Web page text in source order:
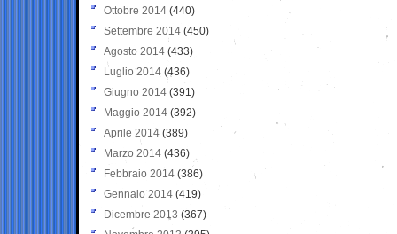
Ottobre 2014 (440)
Settembre 2014 (450)
Agosto 2014 (433)
Luglio 2014 (436)
Giugno 2014 (391)
Maggio 2014 (392)
Aprile 2014 (389)
Marzo 2014 (436)
Febbraio 2014 (386)
Gennaio 2014 (419)
Dicembre 2013 (367)